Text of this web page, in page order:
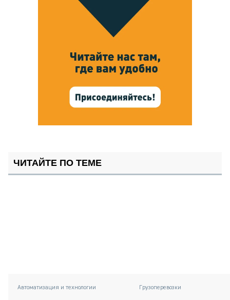
ЧИТАЙТЕ ПО ТЕМЕ
Автоматизация и технологии Грузоперевозки